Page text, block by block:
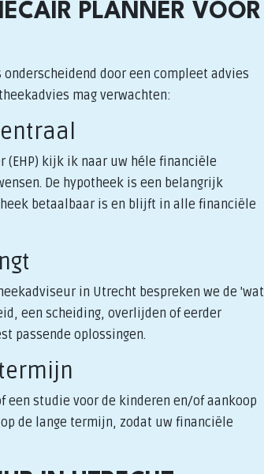
PLANNER VOOR
onderscheidend door een compleet advies
mag verwachten:
(EHP) kijk ik naar uw héle financiële
De hypotheek is een belangrijk
betaalbaar is en blijft in alle financiële
in Utrecht bespreken we de 'wat
een scheiding, overlijden of eerder
passende oplossingen.
een studie voor de kinderen en/of aankoop
de lange termijn, zodat uw financiële